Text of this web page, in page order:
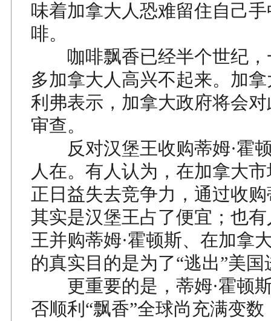
味着加拿大人恐难留住自己
啡。
咖啡飘香已经半个世纪，
多加拿大人高兴不起来。加
利弗表示，加拿大政府将会
审查。
反对汉堡王收购蒂姆·霍
人在。有人认为，在加拿大
正日益失去竞争力，通过收购
其实是汉堡王占了便宜；也
王并购蒂姆·霍顿斯、在加拿
的真实目的是为了“逃出”美
更重要的是，蒂姆·霍顿
否顺利“飘香”全球尚充满变